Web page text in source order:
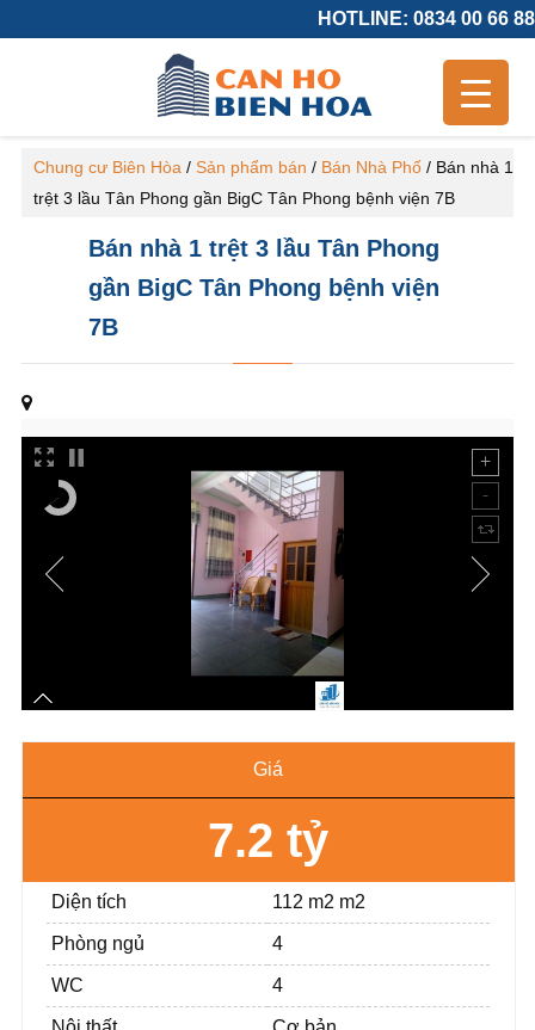
HOTLINE: 0834 00 66 88
Chung cư Biên Hòa / Sản phẩm bán / Bán Nhà Phố/ Bán nhà 1
trệt 3 lầu Tân Phong gần BigC Tân Phong bệnh viện 7B
Bán nhà 1 trệt 3 lầu Tân Phong
gần BigC Tân Phong bệnh viện
7B
Giá
7.2 tỷ
Diện tích 112 m2 m2
Phòng ngủ 4
WC 4